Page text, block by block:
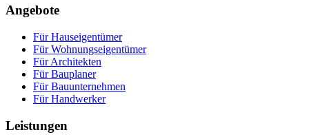
Angebote
Für Hauseigentümer
Für Wohnungseigentümer
Für Architekten
Für Bauplaner
Für Bauunternehmen
Für Handwerker
Leistungen